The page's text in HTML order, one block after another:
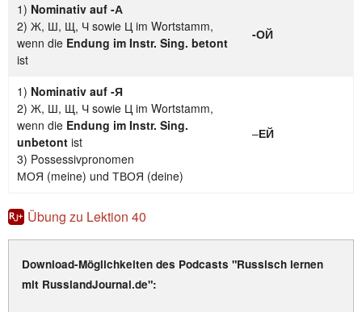
1) Nominativ auf -А
2) Ж, Ш, Щ, Ч sowie Ц im Wortstamm,
wenn die Endung im Instr. Sing. betont
ist
-ОЙ
1) Nominativ auf -Я
2) Ж, Ш, Щ, Ч sowie Ц im Wortstamm,
wenn die Endung im Instr. Sing.
unbetont ist
3) Possessivpronomen
МОЯ (meine) und ТВОЯ (deine)
–ЕЙ
Übung zu Lektion 40
Download-Möglichkeiten des Podcasts "Russisch lernen
mit RusslandJournal.de":